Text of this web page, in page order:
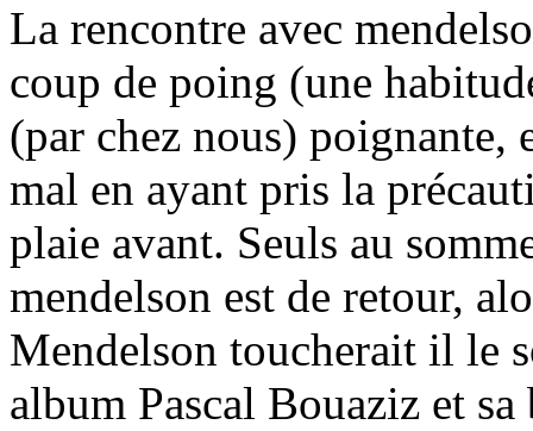
La rencontre avec
coup de poing (une
(par chez nous) poignante,
mal en ayant pris la
plaie avant. Seuls au
mendelson est de retour,
Mendelson toucherait il le
album Pascal Bouaziz et